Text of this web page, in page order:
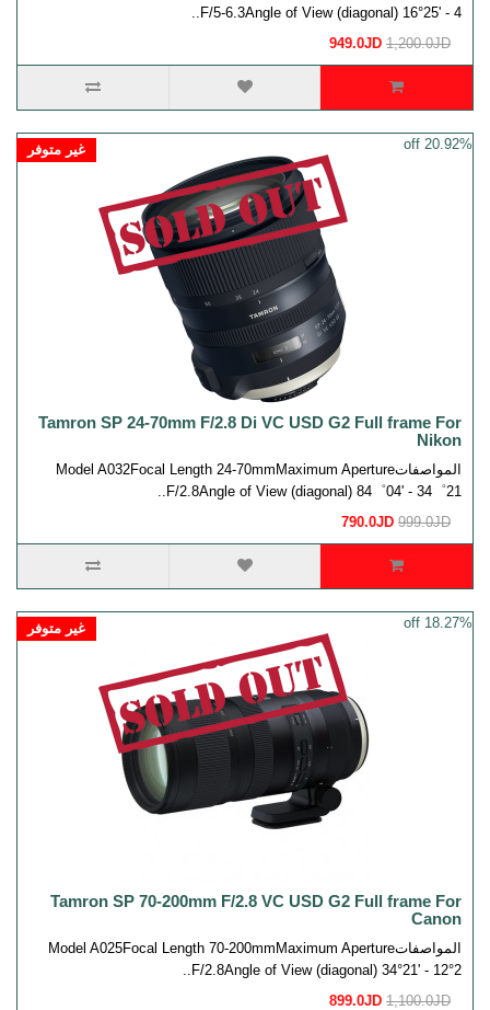
F/5-6.3Angle of View (diagonal) 16°25' - 4..
949.0JD 1,200.0JD
20.92% off غير متوفر
Tamron SP 24-70mm F/2.8 Di VC USD G2 Full frame For
Nikon
المواصفاتModel A032Focal Length 24-70mmMaximum Aperture
F/2.8Angle of View (diagonal) 84゜04' - 34゜21..
790.0JD 999.0JD
18.27% off غير متوفر
Tamron SP 70-200mm F/2.8 VC USD G2 Full frame For
Canon
المواصفاتModel A025Focal Length 70-200mmMaximum Aperture
F/2.8Angle of View (diagonal) 34°21' - 12°2..
899.0JD 1,100.0JD